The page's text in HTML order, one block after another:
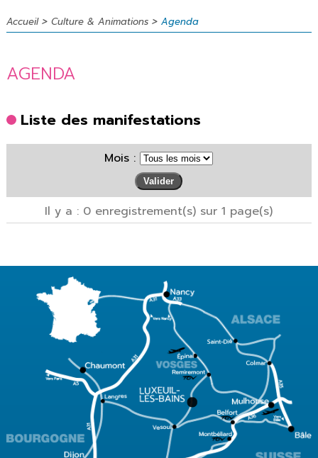
Accueil> Culture & Animations> Agenda
AGENDA
Liste des manifestations
Mois :
Il y a : 0 enregistrement(s) sur 1 page(s)